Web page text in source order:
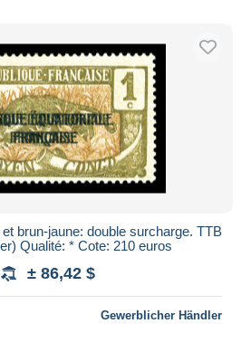
brun-jaune: double surcharge. TTB
Qualité: * Cote: 210 euros
± 86,42 $
Gewerblicher Händler